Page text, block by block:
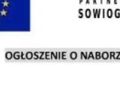
Kontakt
Dane do